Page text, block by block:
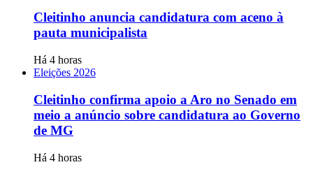
Cleitinho anuncia candidatura com aceno à
pauta municipalista
Há 4 horas
Eleições 2026
Cleitinho confirma apoio a Aro no Senado em
meio a anúncio sobre candidatura ao Governo
de MG
Há 4 horas